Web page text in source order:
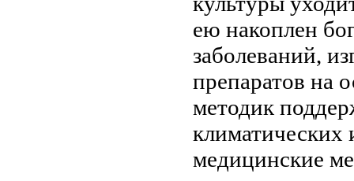
ею накоплен
заболеваний,
препаратов на
методик
климатических
медицинские